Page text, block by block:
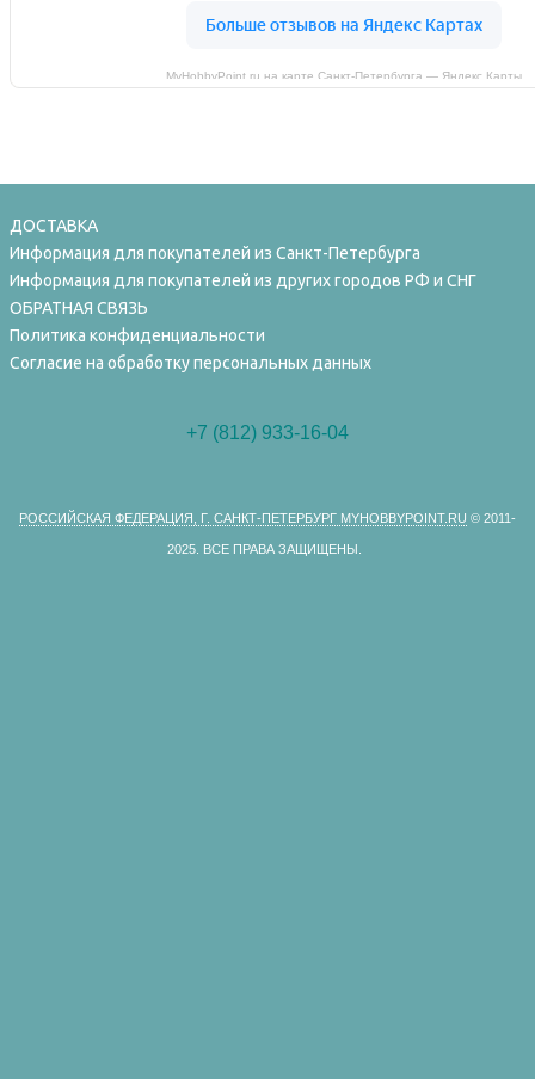
MyHobbyPoint.ru на карте Санкт‑Петербурга — Яндекс Карты
ДОСТАВКА
Информация для покупателей из Санкт-Петербурга
Информация для покупателей из других городов РФ и СНГ
ОБРАТНАЯ СВЯЗЬ
Политика конфиденциальности
Согласие на обработку персональных данных
+7 (812) 933-16-04
РОССИЙСКАЯ ФЕДЕРАЦИЯ, Г. САНКТ-ПЕТЕРБУРГ MYHOBBYPOINT.RU © 2011-
2025. ВСЕ ПРАВА ЗАЩИЩЕНЫ.